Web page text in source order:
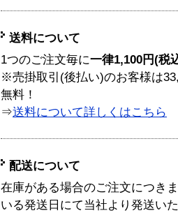
送料について
1つのご注文毎に一律1,100円(税
※売掛取引(後払い)のお客様は
無料！
⇒送料について詳しくはこちら
配送について
在庫がある場合のご注文につき
いる発送日にて当社より発送い